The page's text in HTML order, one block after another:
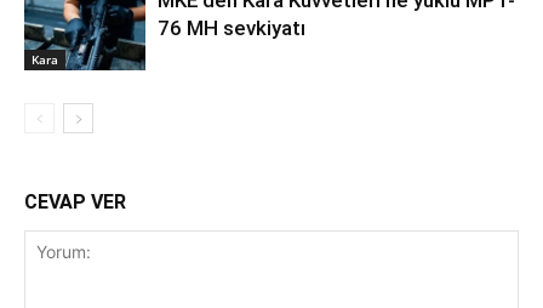
Kara
76 MH sevkiyatı
CEVAP VER